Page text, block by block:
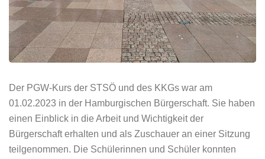
Der PGW-Kurs der STSÖ und des KKGs war am
01.02.2023 in der Hamburgischen Bürgerschaft. Sie haben
einen Einblick in die Arbeit und Wichtigkeit der
Bürgerschaft erhalten und als Zuschauer an einer Sitzung
teilgenommen. Die Schülerinnen und Schüler konnten